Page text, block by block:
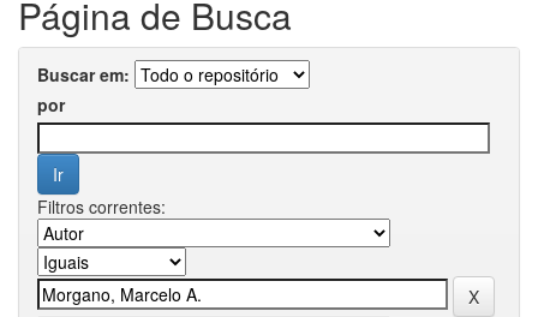
Página de Busca
Buscar em:
por
Filtros correntes: